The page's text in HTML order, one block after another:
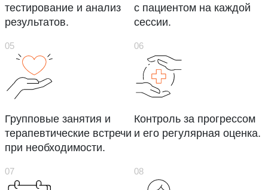
тестирование и анализ
результатов.
с пациентом на каждой
сессии.
Групповые занятия и
терапевтические встречи
при необходимости.
Контроль за прогрессом
и его регулярная оценка.